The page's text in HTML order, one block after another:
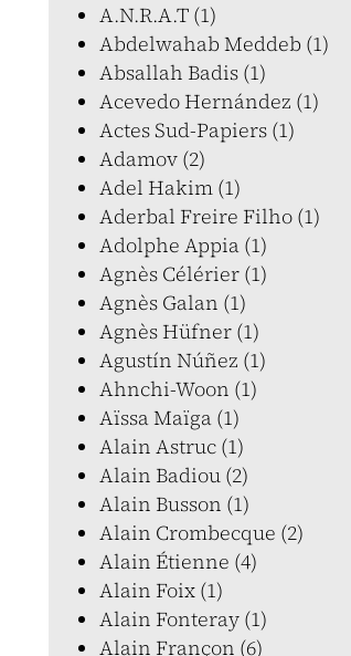
A.N.R.A.T (1)
Abdelwahab Meddeb (1)
Absallah Badis (1)
Acevedo Hernández (1)
Actes Sud-Papiers (1)
Adamov (2)
Adel Hakim (1)
Aderbal Freire Filho (1)
Adolphe Appia (1)
Agnès Célérier (1)
Agnès Galan (1)
Agnès Hüfner (1)
Agustín Núñez (1)
Ahnchi-Woon (1)
Aïssa Maïga (1)
Alain Astruc (1)
Alain Badiou (2)
Alain Busson (1)
Alain Crombecque (2)
Alain Étienne (4)
Alain Foix (1)
Alain Fonteray (1)
Alain Françon (6)